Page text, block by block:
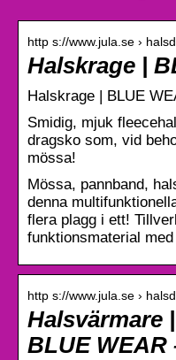
http s://www.jula.se ›
Halskrage |
Halskrage | BLUE
Smidig, mjuk
dragsko som, vid
mössa!
Mössa, pannband,
denna
flera plagg i ett!
funktionsmaterial
http s://www.jula.se ›
Halsvärmare
BLUE WEAR